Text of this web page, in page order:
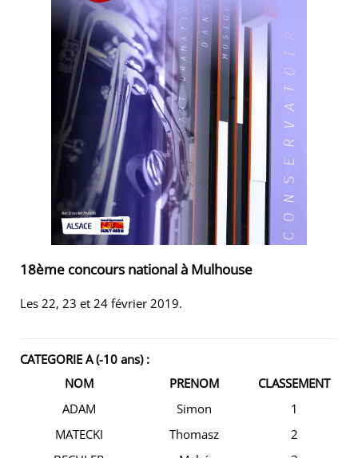
18ème concours national à Mulhouse
Les 22, 23 et 24 février 2019.
CATEGORIE A (-10 ans) :
NOM
PRENOM
CLASSEMENT
ADAM
Simon
1
MATECKI
Thomasz
2